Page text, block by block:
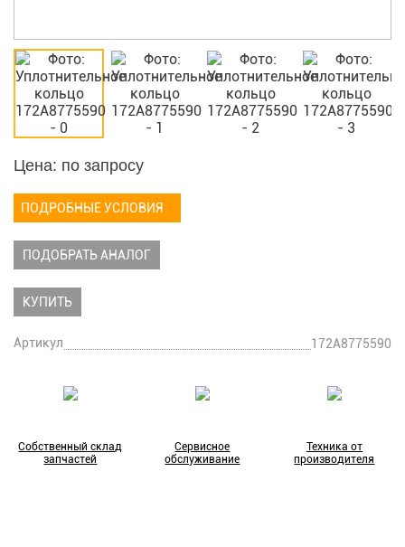
Цена: по запросу
ПОДРОБНЫЕ УСЛОВИЯ
ПОДОБРАТЬ АНАЛОГ
КУПИТЬ
Артикул 172A8775590
Собственный склад
запчастей
Сервисное
обслуживание
Техника от
производителя